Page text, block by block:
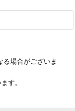
場合がございま
す。